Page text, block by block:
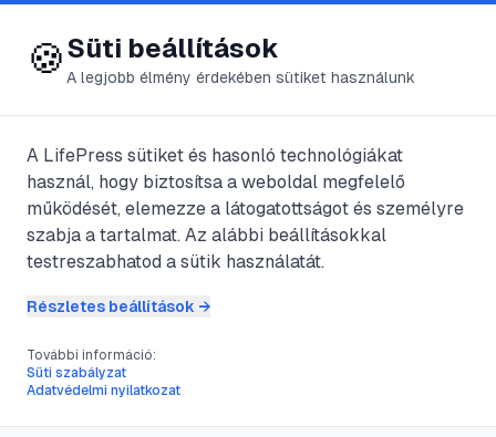
😍 LifePress
@Prefect
2025. július 23. 3 perc olvasás
Kórokozó hordozók
#fertőzés
🍪Süti beállítások
A legjobb élmény érdekében sütiket használunk
A LifePress sütiket és hasonló technológiákat
használ, hogy biztosítsa a weboldal megfelelő
működését, elemezze a látogatottságot és személyre
szabja a tartalmat. Az alábbi beállításokkal
testreszabhatod a sütik használatát.
Részletes beállítások →
További információ:
Süti szabályzat
Adatvédelmi nyilatkozat